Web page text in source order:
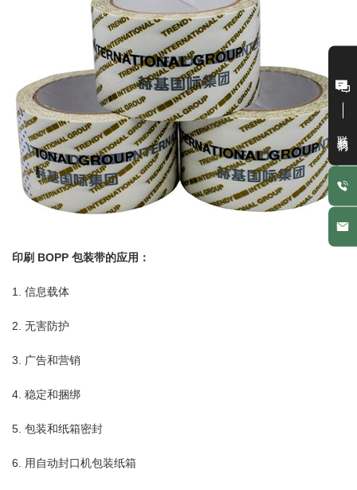
印刷 BOPP 包装带的应用：
1. 信息载体
2. 无害防护
3. 广告和营销
4. 稳定和捆绑
5. 包装和纸箱密封
6. 用自动封口机包装纸箱